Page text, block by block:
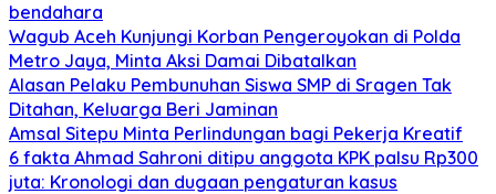
bendahara
Wagub Aceh Kunjungi Korban Pengeroyokan di Polda
Metro Jaya, Minta Aksi Damai Dibatalkan
Alasan Pelaku Pembunuhan Siswa SMP di Sragen Tak
Ditahan, Keluarga Beri Jaminan
Amsal Sitepu Minta Perlindungan bagi Pekerja Kreatif
6 fakta Ahmad Sahroni ditipu anggota KPK palsu Rp300
juta: Kronologi dan dugaan pengaturan kasus